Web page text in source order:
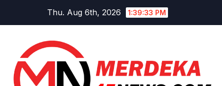
Thu. Aug 6th, 2026 1:39:33 PM